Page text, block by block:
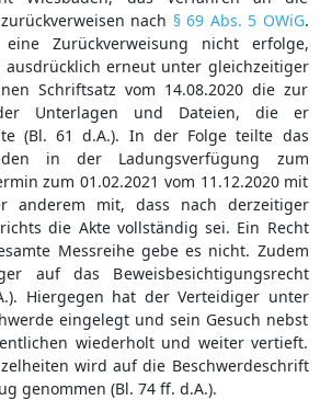
nach § 69 Abs. 5 OWiG.
Zurückverweisung nicht erfolge,
ausdrücklich erneut unter gleichzeitiger
Schriftsatz vom 14.08.2020 die zur
Unterlagen und Dateien, die er
(Bl. 61 d.A.). In der Folge teilte das
in der Ladungsverfügung zum
zum 01.02.2021 vom 11.12.2020 mit
anderem mit, dass nach derzeitiger
die Akte vollständig sei. Ein Recht
Messreihe gebe es nicht. Zudem
auf das Beweisbesichtigungsrecht
Hiergegen hat der Verteidiger unter
eingelegt und sein Gesuch nebst
wiederholt und weiter vertieft.
wird auf die Beschwerdeschrift
genommen (Bl. 74 ff. d.A.).